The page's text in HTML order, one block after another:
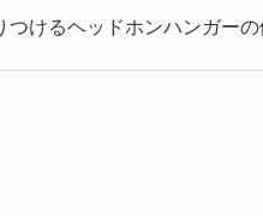
つけるヘッドホンハンガー